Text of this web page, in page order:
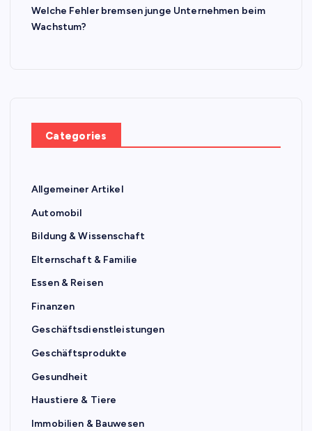
Welche Fehler bremsen junge Unternehmen beim
Wachstum?
Categories
Allgemeiner Artikel
Automobil
Bildung & Wissenschaft
Elternschaft & Familie
Essen & Reisen
Finanzen
Geschäftsdienstleistungen
Geschäftsprodukte
Gesundheit
Haustiere & Tiere
Immobilien & Bauwesen